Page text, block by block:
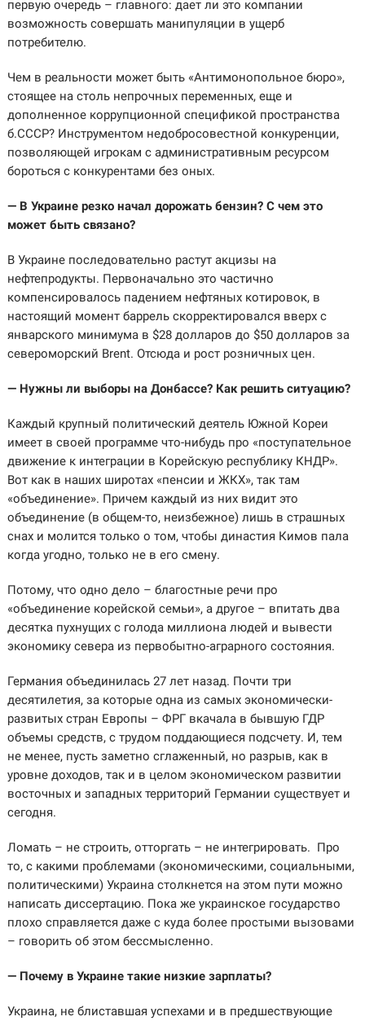
первую очередь – главного: дает ли это компании
возможность совершать манипуляции в ущерб
потребителю.
Чем в реальности может быть «Антимонопольное бюро»,
стоящее на столь непрочных переменных, еще и
дополненное коррупционной спецификой пространства
б.СССР? Инструментом недобросовестной конкуренции,
позволяющей игрокам с административным ресурсом
бороться с конкурентами без оных.
— В Украине резко начал дорожать бензин? С чем это
может быть связано?
В Украине последовательно растут акцизы на
нефтепродукты. Первоначально это частично
компенсировалось падением нефтяных котировок, в
настоящий момент баррель скорректировался вверх с
январского минимума в $28 долларов до $50 долларов за
североморский Brent. Отсюда и рост розничных цен.
— Нужны ли выборы на Донбассе? Как решить ситуацию?
Каждый крупный политический деятель Южной Кореи
имеет в своей программе что-нибудь про «поступательное
движение к интеграции в Корейскую республику КНДР».
Вот как в наших широтах «пенсии и ЖКХ», так там
«объединение». Причем каждый из них видит это
объединение (в общем-то, неизбежное) лишь в страшных
снах и молится только о том, чтобы династия Кимов пала
когда угодно, только не в его смену.
Потому, что одно дело – благостные речи про
«объединение корейской семьи», а другое – впитать два
десятка пухнущих с голода миллиона людей и вывести
экономику севера из первобытно-аграрного состояния.
Германия объединилась 27 лет назад. Почти три
десятилетия, за которые одна из самых экономически-
развитых стран Европы – ФРГ вкачала в бывшую ГДР
объемы средств, с трудом поддающиеся подсчету. И, тем
не менее, пусть заметно сглаженный, но разрыв, как в
уровне доходов, так и в целом экономическом развитии
восточных и западных территорий Германии существует и
сегодня.
Ломать – не строить, отторгать – не интегрировать. Про
то, с какими проблемами (экономическими, социальными,
политическими) Украина столкнется на этом пути можно
написать диссертацию. Пока же украинское государство
плохо справляется даже с куда более простыми вызовами
– говорить об этом бессмысленно.
— Почему в Украине такие низкие зарплаты?
Украина, не блиставшая успехами и в предшествующие